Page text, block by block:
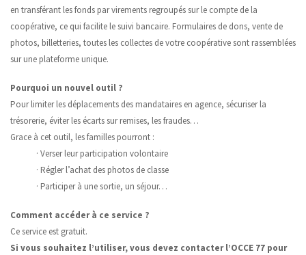
en transférant les fonds par virements regroupés sur le compte de la
coopérative, ce qui facilite le suivi bancaire. Formulaires de dons, vente de
photos, billetteries, toutes les collectes de votre coopérative sont rassemblées
sur une plateforme unique.
Pourquoi un nouvel outil ?
Pour limiter les déplacements des mandataires en agence, sécuriser la
trésorerie, éviter les écarts sur remises, les fraudes…
Grace à cet outil, les familles pourront :
· Verser leur participation volontaire
· Régler l’achat des photos de classe
· Participer à une sortie, un séjour…
Comment accéder à ce service ?
Ce service est gratuit.
Si vous souhaitez l’utiliser, vous devez contacter l’OCCE 77 pour